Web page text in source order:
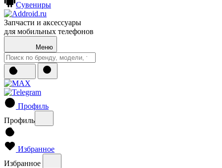
Сувениры
Запчасти и аксессуары
для мобильных телефонов
Меню
Профиль
Профиль
Избранное
Избранное